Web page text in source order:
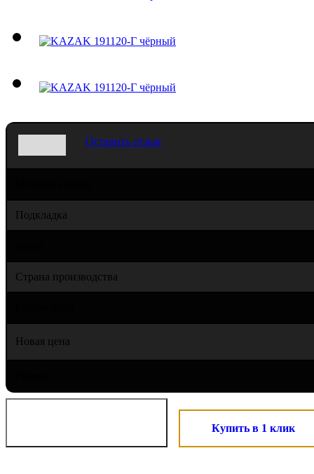
Оставить отзыв
Подкладка
Страна производства
Новая цена
Купить в 1 клик